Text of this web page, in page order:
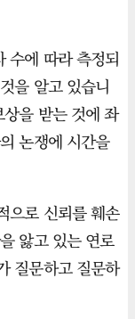
수에 따라 측정되
을 알고 있습니
을 받는 것에 좌
논쟁에 시간을
으로 신뢰를 훼손
앓고 있는 연로
질문하고 질문하